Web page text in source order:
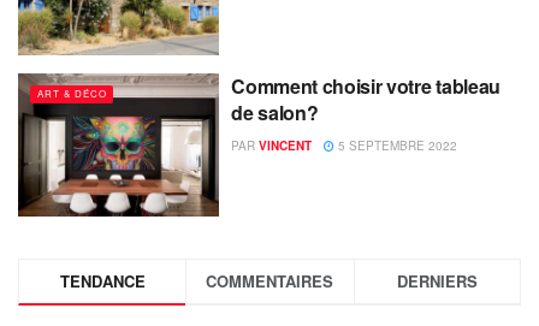
ART & DÉCO
Comment choisir votre tableau
de salon?
PAR VINCENT 5 SEPTEMBRE 2022
TENDANCE COMMENTAIRES DERNIERS